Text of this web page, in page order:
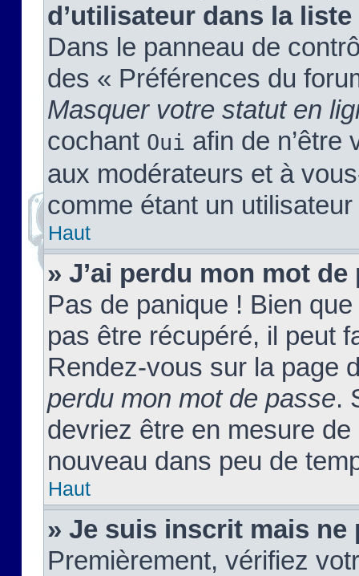
d’utilisateur dans la
Dans le panneau de
des « Préférences du
Masquer votre statut en
cochant Oui afin de n’être
aux modérateurs et à
comme étant un
Haut
» J’ai perdu mon mot de
Pas de panique ! Bien
pas être récupéré, il peut
Rendez-vous sur la page
perdu mon mot de passe.
devriez être en mesure
nouveau dans peu de
Haut
» Je suis inscrit mais ne
Premièrement, vérifiez